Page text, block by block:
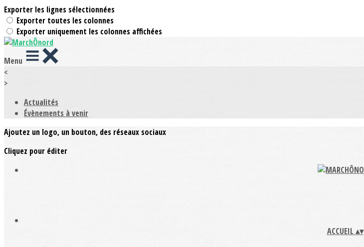
Exporter les lignes sélectionnées
Exporter toutes les colonnes
Exporter uniquement les colonnes affichées
Menu
<
>
Actualités
Évènements à venir
Ajoutez un logo, un bouton, des réseaux sociaux
Cliquez pour éditer
ACCUEIL ▴▾